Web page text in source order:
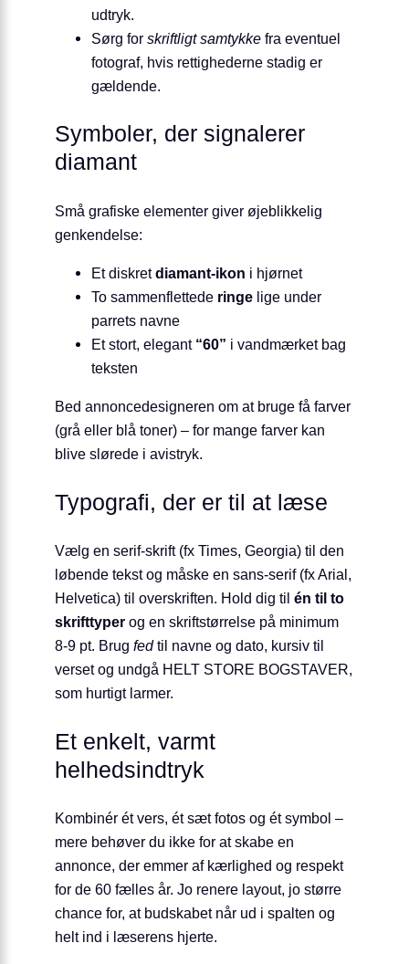
udtryk.
Sørg for skriftligt samtykke fra eventuel
fotograf, hvis rettighederne stadig er
gældende.
Symboler, der signalerer
diamant
Små grafiske elementer giver øjeblikkelig
genkendelse:
Et diskretdiamant-ikon i hjørnet
To sammenflettede ringe lige under
parrets navne
Et stort, elegant “60” i vandmærket bag
teksten
Bed annoncedesigneren om at bruge få farver
(grå eller blå toner) – for mange farver kan
blive slørede i avistryk.
Typografi, der er til at læse
Vælg en serif-skrift (fx Times, Georgia) til den
løbende tekst og måske en sans-serif (fx Arial,
Helvetica) til overskriften. Hold dig til én til to
skrifttyper og en skriftstørrelse på minimum
8-9 pt. Brug fedtil navne og dato, kursiv til
verset og undgå HELT STORE BOGSTAVER,
som hurtigt larmer.
Et enkelt, varmt
helhedsindtryk
Kombinér ét vers, ét sæt fotos og ét symbol –
mere behøver du ikke for at skabe en
annonce, der emmer af kærlighed og respekt
for de 60 fælles år. Jo renere layout, jo større
chance for, at budskabet når ud i spalten og
helt ind i læserens hjerte.